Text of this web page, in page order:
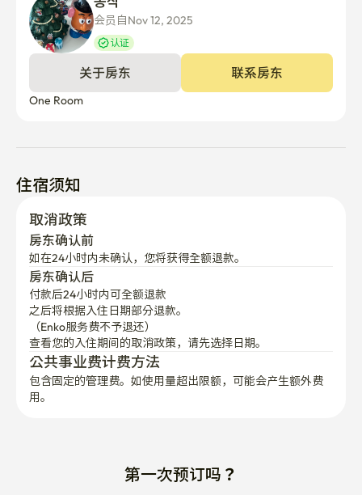
会员自Nov 12, 2025
认证
关于房东 联系房东
One Room
住宿须知
取消政策
房东确认前
如在24小时内未确认，您将获得全额退款。
房东确认后
付款后24小时内可全额退款
之后将根据入住日期部分退款。
（Enko服务费不予退还）
查看您的入住期间的取消政策，请先选择日期。
公共事业费计费方法
包含固定的管理费。如使用量超出限额，可能会产生额外费
用。
第一次预订吗？